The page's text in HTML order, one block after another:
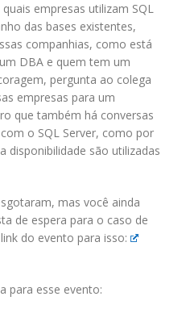
empresas utilizam SQL
das bases existentes,
companhias, como está
DBA e quem tem um
pergunta ao colega
empresas para um
que também há conversas
o SQL Server, como por
disponibilidade são utilizadas
mas você ainda
de espera para o caso de
do evento para isso:
para esse evento: